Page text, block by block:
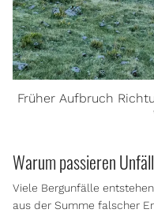
Früher Aufbruch
Warum passieren
Viele Bergunfälle
aus der Summe falscher